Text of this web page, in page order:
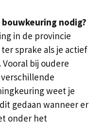
nodig?
in de provincie
sprake als je actief
bij oudere
weet je
gedaan wanneer er
onder het